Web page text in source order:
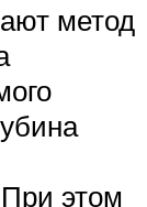
метод
этом